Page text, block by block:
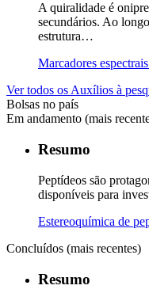
A quiralidade é
secundários. Ao
estrutura…
Marcadores
Ver todos os Auxílios à
Bolsas no país
Em andamento (mais
Resumo
Peptídeos são
disponíveis para
Estereoquímica de
Concluídos (mais recentes)
Resumo